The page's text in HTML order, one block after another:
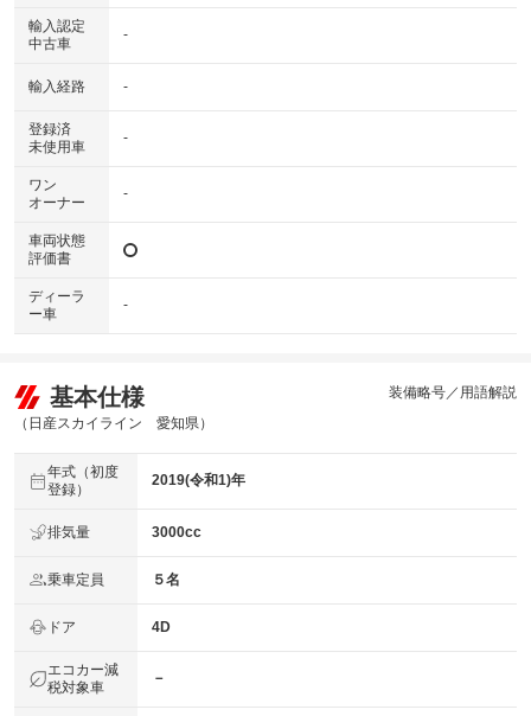
輸入認定
中古車
-
輸入経路 -
登録済
未使用車
-
ワン
オーナー
-
車両状態
評価書
ディーラ
ー車
-
基本仕様
（日産スカイライン 愛知県）
装備略号／用語解説
年式（初度
登録）
2019(令和1)年
排気量 3000cc
乗車定員 ５名
ドア 4D
エコカー減
税対象車
－